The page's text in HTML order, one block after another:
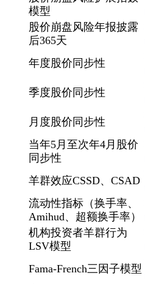
模型
股价崩盘风险年报披露
后365天
年度股价同步性
季度股价同步性
月度股价同步性
当年5月至次年4月股价
同步性
羊群效应CSSD、CSAD
流动性指标（换手率、
Amihud、超额换手率）
机构投资者羊群行为
LSV模型
Fama-French三因子模型